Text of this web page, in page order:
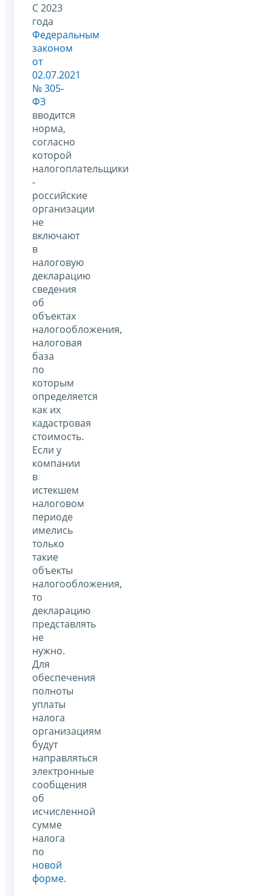
С 2023
года
Федеральным
законом
от
02.07.2021
№ 305-
ФЗ
вводится
норма,
согласно
которой
налогоплательщики
-
российские
организации
не
включают
в
налоговую
декларацию
сведения
об
объектах
налогообложения,
налоговая
база
по
которым
определяется
как их
кадастровая
стоимость.
Если у
компании
в
истекшем
налоговом
периоде
имелись
только
такие
объекты
налогообложения,
то
декларацию
представлять
не
нужно.
Для
обеспечения
полноты
уплаты
налога
организациям
будут
направляться
электронные
сообщения
об
исчисленной
сумме
налога
по
новой
форме.